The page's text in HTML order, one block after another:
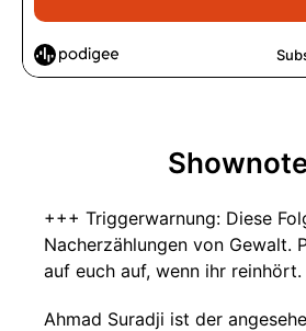
+++ Triggerwarnung: Diese
Nacherzählungen von Gewalt.
auf euch auf, wenn ihr
Ahmad Suradji ist der